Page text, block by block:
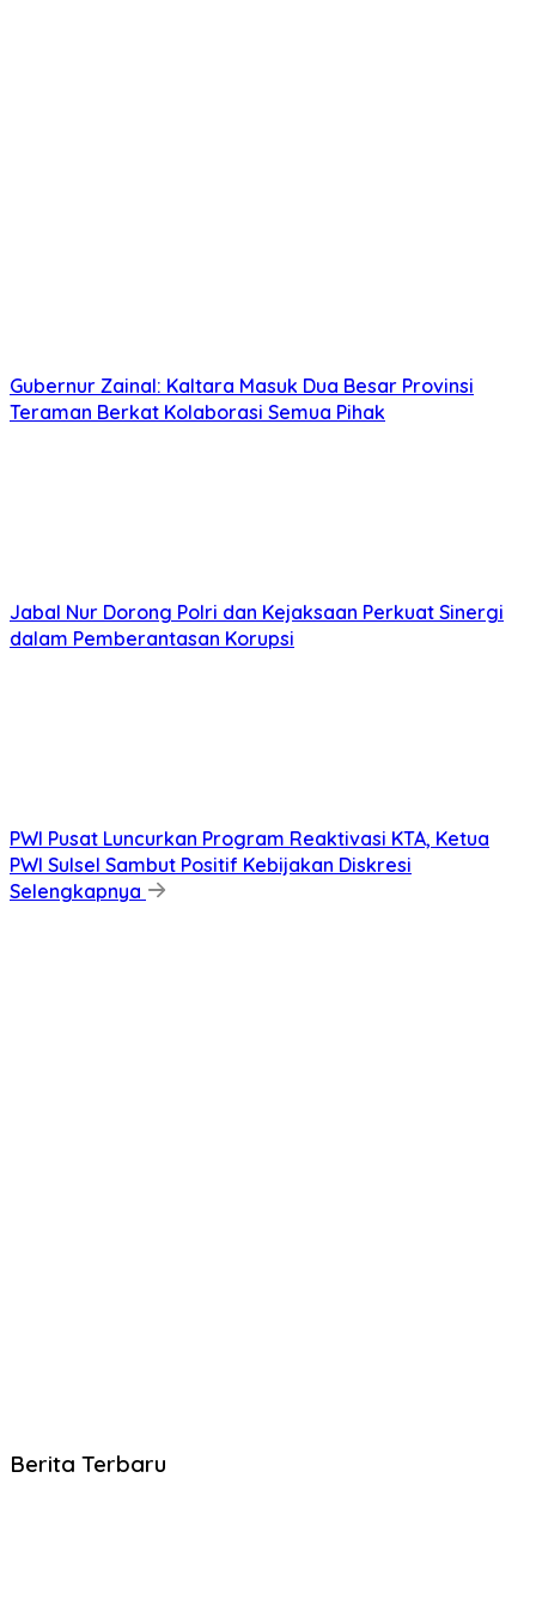
Gubernur Zainal: Kaltara Masuk Dua Besar Provinsi
Teraman Berkat Kolaborasi Semua Pihak
Jabal Nur Dorong Polri dan Kejaksaan Perkuat Sinergi
dalam Pemberantasan Korupsi
PWI Pusat Luncurkan Program Reaktivasi KTA, Ketua
PWI Sulsel Sambut Positif Kebijakan Diskresi
Selengkapnya
Berita Terbaru